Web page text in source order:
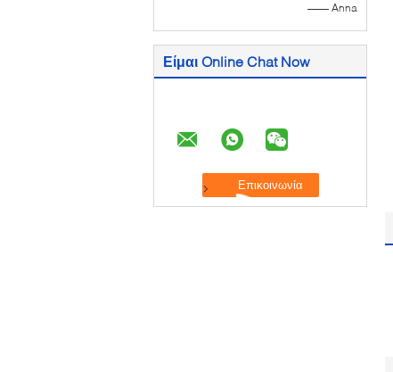
—— Anna
Είμαι Online Chat Now